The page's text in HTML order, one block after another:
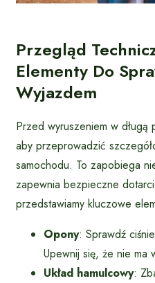
Przegląd
Elementy Do
Wyjazdem
Przed wyruszeniem w
aby przeprowadzić
samochodu. To zapobiega
zapewnia bezpieczne
przedstawiamy kluczowe
Opony: Sprawdź
Upewnij się, że nie ma
Układ hamulcowy: